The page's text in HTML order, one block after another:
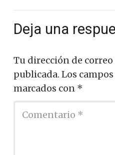
Deja una
Tu dirección de
publicada. Los
marcados con *